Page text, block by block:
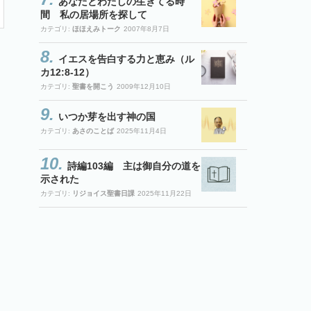
間 私の居場所を探して
カテゴリ: ほほえみトーク 2007年8月7日
イエスを告白する力と恵み（ル
カ12:8-12）
カテゴリ: 聖書を開こう 2009年12月10日
いつか芽を出す神の国
カテゴリ: あさのことば 2025年11月4日
詩編103編 主は御自分の道を
示された
カテゴリ: リジョイス聖書日課 2025年11月22日